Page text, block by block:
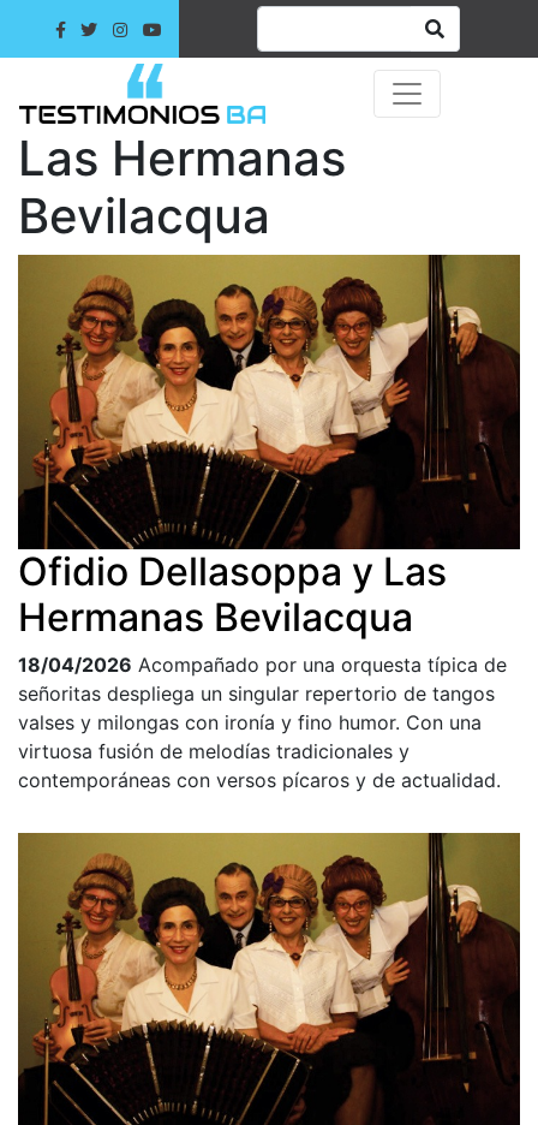
Las Hermanas
Bevilacqua
Ofidio Dellasoppa y Las
Hermanas Bevilacqua
18/04/2026 Acompañado por una orquesta típica de
señoritas despliega un singular repertorio de tangos
valses y milongas con ironía y fino humor. Con una
virtuosa fusión de melodías tradicionales y
contemporáneas con versos pícaros y de actualidad.